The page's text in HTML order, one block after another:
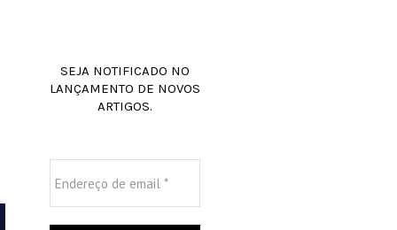
SEJA NOTIFICADO NO
LANÇAMENTO DE NOVOS
ARTIGOS.
de
email
*